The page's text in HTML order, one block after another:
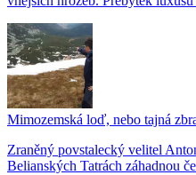
Mimozemská loď, nebo tajná
Zraněný povstalecký velitel
Belianských Tatrách záhadnou